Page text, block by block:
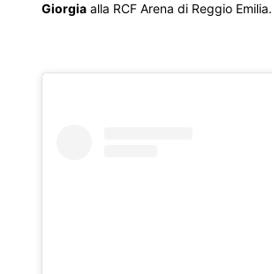
Giorgia alla RCF Arena di Reggio Emilia.